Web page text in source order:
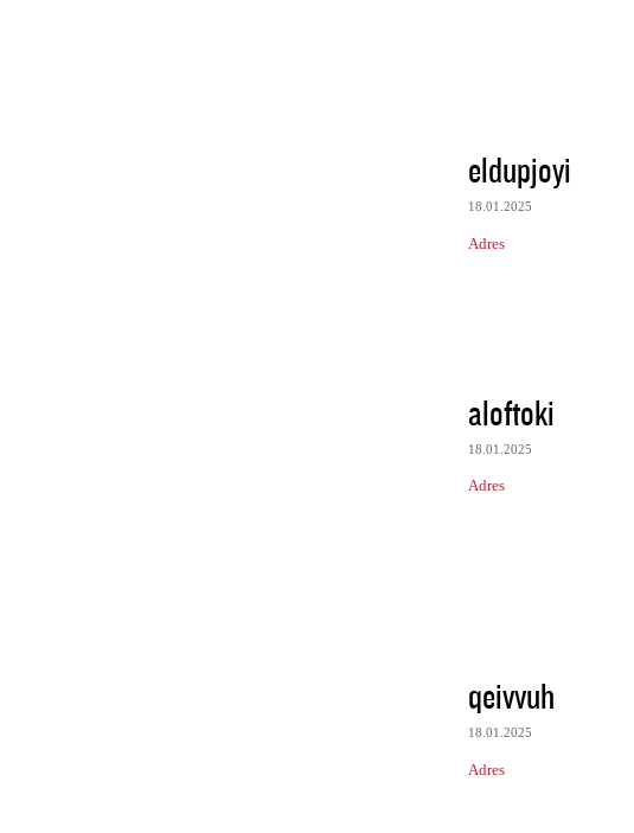
eldupjoyi
18.01.2025
Adres
aloftoki
18.01.2025
Adres
qeivvuh
18.01.2025
Adres